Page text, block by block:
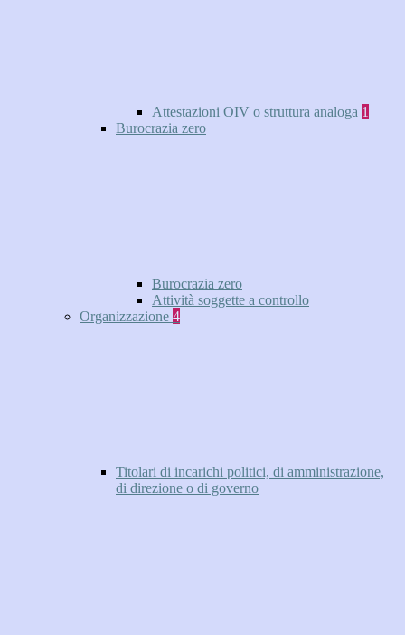
Attestazioni OIV o struttura analoga 1
Burocrazia zero
Burocrazia zero
Attività soggette a controllo
Organizzazione 4
Titolari di incarichi politici, di amministrazione,
di direzione o di governo